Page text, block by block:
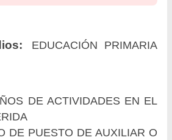
EDUCACIÓN PRIMARIA
DE ACTIVIDADES EN EL
DE PUESTO DE AUXILIAR O